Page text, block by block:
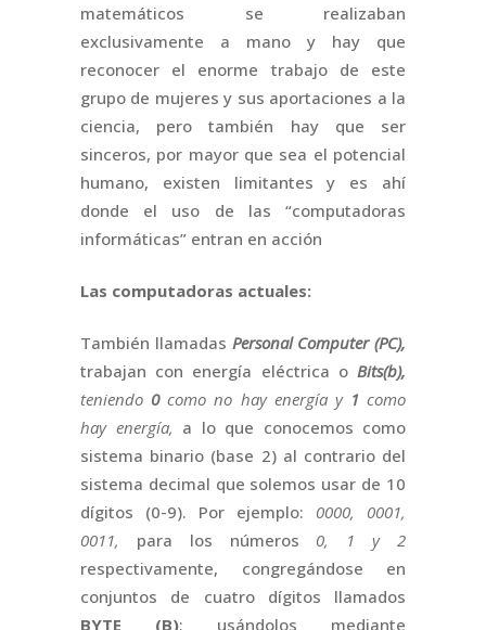
matemáticos se realizaban
exclusivamente a mano y hay que
reconocer el enorme trabajo de este
grupo de mujeres y sus aportaciones a la
ciencia, pero también hay que ser
sinceros, por mayor que sea el potencial
humano, existen limitantes y es ahí
donde el uso de las “computadoras
informáticas” entran en acción
Las computadoras actuales:
También llamadas Personal Computer (PC),
trabajan con energía eléctrica o Bits(b),
teniendo 0como no hay energía y 1 como
hay energía, a lo que conocemos como
sistema binario (base 2) al contrario del
sistema decimal que solemos usar de 10
dígitos (0-9). Por ejemplo: 0000, 0001,
0011, para los números 0, 1 y 2
respectivamente, congregándose en
conjuntos de cuatro dígitos llamados
BYTE (B); usándolos mediante